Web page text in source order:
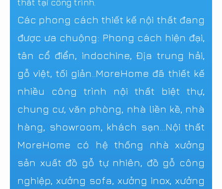
thất tại công trình.
Các phong cách thiết kế nội thất đang
được ưa chuộng: Phong cách hiện đại,
tân cổ điển, indochine, Địa trung hải,
gỗ việt, tối giản..MoreHome đã thiết kế
nhiều công trình nội thất biệt thự,
chung cư, văn phòng, nhà liền kề, nhà
hàng, showroom, khách sạn...Nội thất
MoreHome có hệ thống nhà xưởng
sản xuất đồ gỗ tự nhiên, đồ gỗ công
nghiệp, xưởng sofa, xưởng inox, xưởng